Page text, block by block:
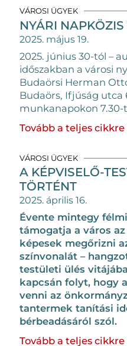
VÁROSI ÜGYEK
NYÁRI
2025. május 19.
2025. június 30-tól –
időszakban a városi
Budaörsi Herman
Budaörs, Ifjúság utca
munkanapokon 7.30-
Tovább a teljes cikkre
VÁROSI ÜGYEK
A KÉPVISELŐ-
TÖRTÉNT
2025. április 16.
Évente mintegy
támogatja a város
képesek megőrizni
színvonalát –
testületi ülés
kapcsán folyt, hogy
venni az
tantermek tanítási
bérbeadásáról szól.
Tovább a teljes cikkre